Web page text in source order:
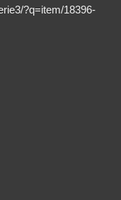
?q=item/18396-